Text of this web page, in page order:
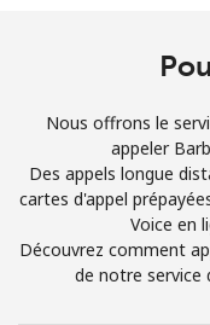
Identifiez-
Nous offrons le
appeler
Des appels longue
cartes d'appel
Voice en
Découvrez comment
de notre service